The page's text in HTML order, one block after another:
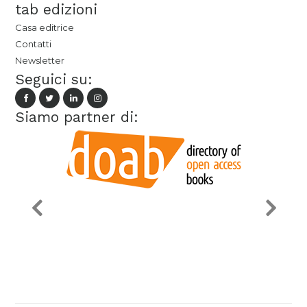
tab edizioni
Casa editrice
Contatti
Newsletter
Seguici su:
Siamo partner di: